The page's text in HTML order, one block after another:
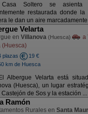
Soltero se asienta
restaurada donde
le dan un aire
Velarta
en Villanova (Huesca) a
(Huesca)
plazas
19 €
km de Huesca
Albergue Velarta está
(Huesca), un lugar
Castejón de Sos y la estación ...
Ramón
Rurales en Santa